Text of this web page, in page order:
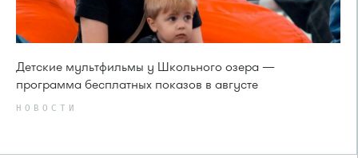
Детские мультфильмы у Школьного озера —
программа бесплатных показов в августе
НОВОСТИ